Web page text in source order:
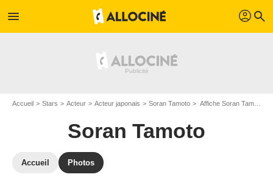
menu profil search
Accueil Stars Acteur Acteur japonais Soran Tamoto Affiche Soran Tamoto
Soran Tamoto
Accueil Photos